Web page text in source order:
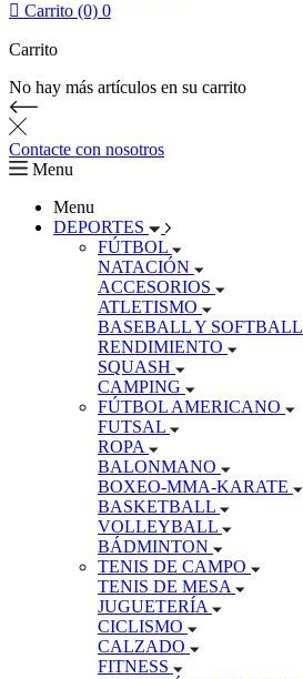
 Carrito (0) 0
Carrito
No hay más artículos en su carrito
Contacte con nosotros
Menu
Menu
DEPORTES
FÚTBOL
NATACIÓN
ACCESORIOS
ATLETISMO
BASEBALL Y SOFTBALL
RENDIMIENTO
SQUASH
CAMPING
FÚTBOL AMERICANO
FUTSAL
ROPA
BALONMANO
BOXEO-MMA-KARATE
BASKETBALL
VOLLEYBALL
BÁDMINTON
TENIS DE CAMPO
TENIS DE MESA
JUGUETERÍA
CICLISMO
CALZADO
FITNESS